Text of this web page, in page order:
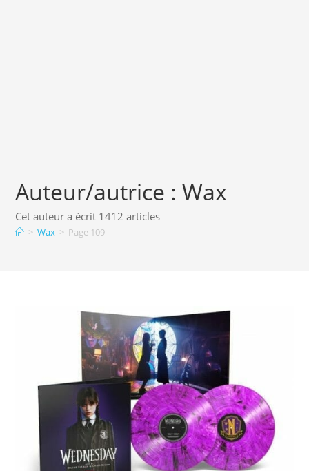
Auteur/autrice :Wax
Cet auteur a écrit 1412 articles
> Wax > Page 109